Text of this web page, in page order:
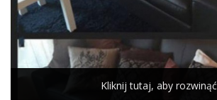
Kliknij tutaj, aby rozwinąć